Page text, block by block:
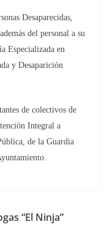
Desaparecidas,
del personal a su
Especializada en
y Desaparición
de colectivos de
Integral a
de la Guardia
“El Ninja”